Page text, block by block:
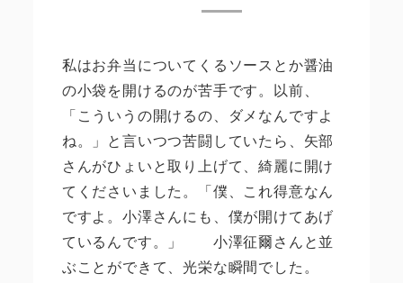
私はお弁当についてくるソースとか醤油
の小袋を開けるのが苦手です。以前、
「こういうの開けるの、ダメなんですよ
ね。」と言いつつ苦闘していたら、矢部
さんがひょいと取り上げて、綺麗に開け
てくださいました。「僕、これ得意なん
ですよ。小澤さんにも、僕が開けてあげ
ているんです。」 小澤征爾さんと並
ぶことができて、光栄な瞬間でした。